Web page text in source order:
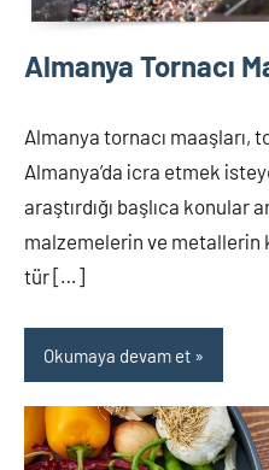
Almanya Tornacı
Almanya tornacı maaşları,
Almanya’da icra etmek
araştırdığı başlıca konular
malzemelerin ve metallerin
tür […]
Okumaya devam et